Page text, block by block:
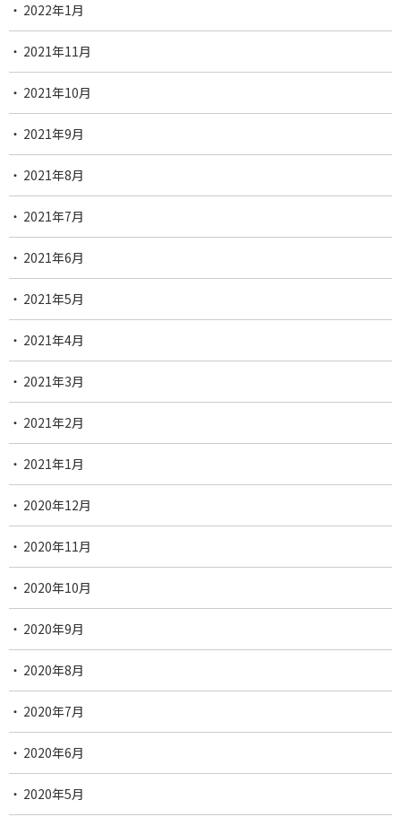
2022年1月
2021年11月
2021年10月
2021年9月
2021年8月
2021年7月
2021年6月
2021年5月
2021年4月
2021年3月
2021年2月
2021年1月
2020年12月
2020年11月
2020年10月
2020年9月
2020年8月
2020年7月
2020年6月
2020年5月